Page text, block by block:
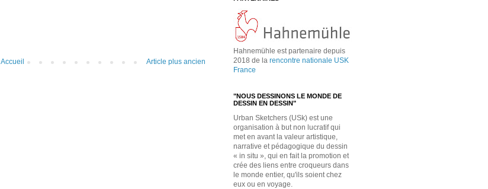
Article plus ancien
Accueil
Hahnemühle est partenaire depuis
2018 de la rencontre nationale USK
France
"NOUS DESSINONS LE MONDE DE
DESSIN EN DESSIN"
Urban Sketchers (USk) est une
organisation à but non lucratif qui
met en avant la valeur artistique,
narrative et pédagogique du dessin
« in situ », qui en fait la promotion et
crée des liens entre croqueurs dans
le monde entier, qu'ils soient chez
eux ou en voyage.